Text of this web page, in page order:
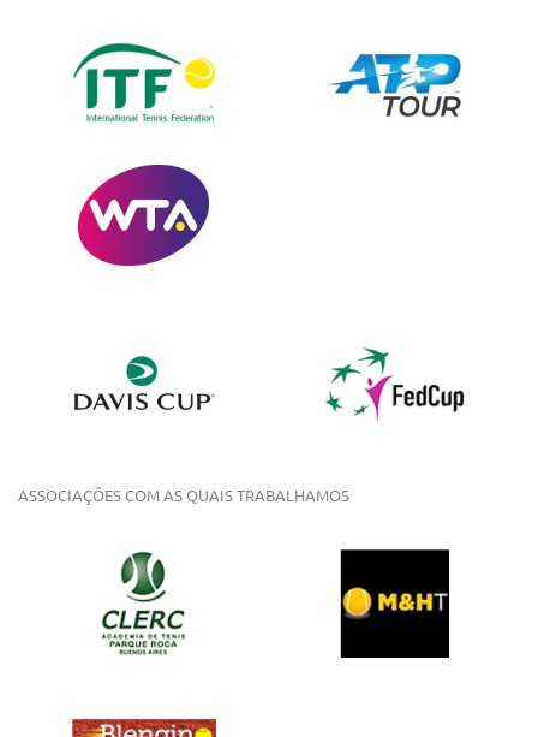
ASSOCIAÇÕES COM AS QUAIS TRABALHAMOS